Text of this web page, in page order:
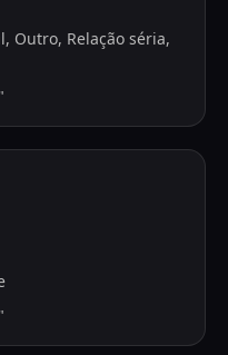
Outro, Relação séria,
"
"